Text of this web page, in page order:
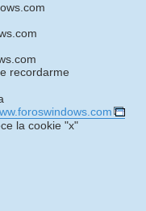
recordarme
la cookie "x"